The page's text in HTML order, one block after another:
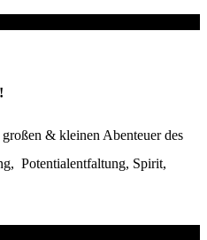
& kleinen Abenteuer des
Potentialentfaltung, Spirit,